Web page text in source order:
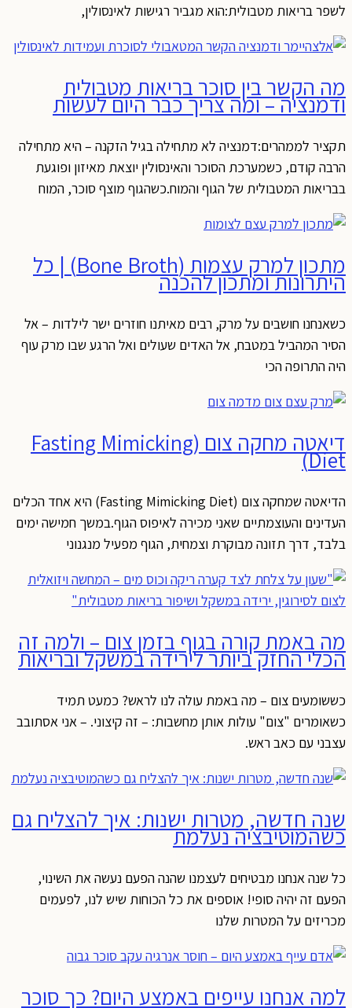
לשפר בריאות מטבולית:הוא מגביר רגישות לאינסולין,
מה הקשר בין סוכר בריאות מטבולית
ודמנציה – ומה צריך כבר היום לעשות
תקציר לממהרים:דמנציה לא מתחילה בגיל הזקנה – היא מתחילה
הרבה קודם, כשמערכת הסוכר והאינסולין יוצאת מאיזון ופוגעת
בבריאות המטבולית של הגוף והמוח.כשהגוף מוצף סוכר, המוח
מתכון למרק עצמות (Bone Broth) | כל
היתרונות ומתכון להכנה
כשאנחנו חושבים על מרק, רבים מאיתנו חוזרים ישר לילדות – אל
הסיר המהביל במטבח, אל האדים שעולים ואל הרגע שבו מרק עוף
היה התרופה הכי
דיאטה מחקה צום (Fasting Mimicking
Diet)
הדיאטה שמחקה צום (Fasting Mimicking Diet) היא אחד הכלים
העדינים והעוצמתיים שאני מכירה לאיפוס הגוף.במשך חמישה ימים
בלבד, דרך תזונה מבוקרת וצמחית, הגוף מפעיל מנגנוני
מה באמת קורה בגוף בזמן צום – ולמה זה
הכלי החזק ביותר לירידה במשקל ובריאות
כששומעים צום – מה באמת עולה לנו לראש? כמעט תמיד
כשאומרים "צום" עולות אותן מחשבות: – זה קיצוני. – אני אסתובב
עצבני עם כאב ראש.
שנה חדשה, מטרות ישנות: איך להצליח גם
כשהמוטיבציה נעלמת
כל שנה אנחנו מבטיחים לעצמנו שהנה הפעם נעשה את השינוי,
הפעם זה יהיה סופי! אוספים את כל הכוחות שיש לנו, לפעמים
מכריזים על המטרות שלנו
למה אנחנו עייפים באמצע היום? כך סוכר